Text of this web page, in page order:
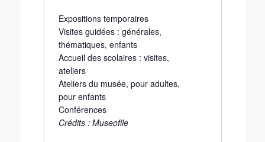
Expositions temporaires
Visites guidées : générales,
thématiques, enfants
Accueil des scolaires : visites,
ateliers
Ateliers du musée, pour adultes,
pour enfants
Conférences
Crédits : Museofile